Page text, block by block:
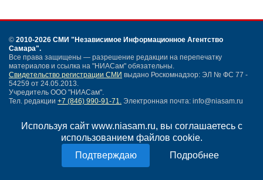
Используя сайт www.niasam.ru, вы соглашаетесь с
использованием файлов cookie.
Подробнее
© 2010-2026 СМИ "Независимое Информационное Агентство
Самара".
Все права защищены — разрешение редакции на перепечатку
материалов и ссылка на "НИАСам" обязательны.
Свидетельство регистрации СМИ выдано Роскомнадзор: ЭЛ № ФС 77 -
54259 от 24.05.2013.
Учредитель ООО "НИАСам".
Тел. редакции +7 (846) 990-91-71. Электронная почта: info@niasam.ru
Карта сайта
Нашли ошибку?
Политика конфиденциальности
Согласие на обработку персональных данных